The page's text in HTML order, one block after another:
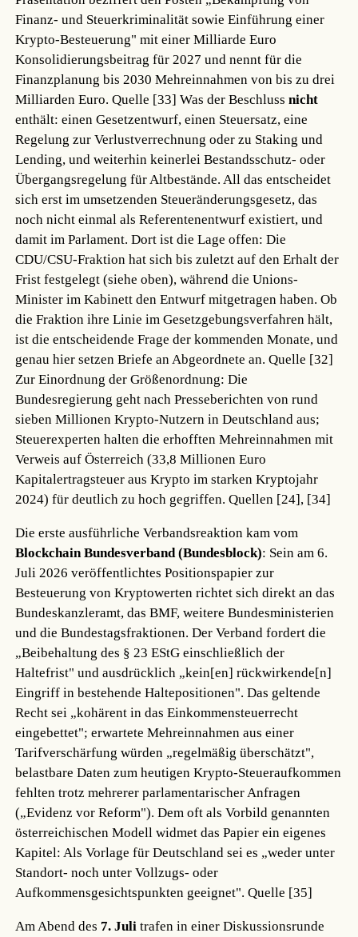
Finanz- und Steuerkriminalität sowie Einführung einer
Krypto-Besteuerung" mit einer Milliarde Euro
Konsolidierungsbeitrag für 2027 und nennt für die
Finanzplanung bis 2030 Mehreinnahmen von bis zu drei
Milliarden Euro.Quelle [33] Was der Beschlussnicht
enthält: einen Gesetzentwurf, einen Steuersatz, eine
Regelung zur Verlustverrechnung oder zu Staking und
Lending, und weiterhin keinerlei Bestandsschutz- oder
Übergangsregelung für Altbestände. All das entscheidet
sich erst im umsetzenden Steueränderungsgesetz, das
noch nicht einmal als Referentenentwurf existiert, und
damit im Parlament. Dort ist die Lage offen: Die
CDU/CSU-Fraktion hat sich bis zuletzt auf den Erhalt der
Frist festgelegt (siehe oben), während die Unions-
Minister im Kabinett den Entwurf mitgetragen haben. Ob
die Fraktion ihre Linie im Gesetzgebungsverfahren hält,
ist die entscheidende Frage der kommenden Monate, und
genau hier setzen Briefe an Abgeordnete an.Quelle [32]
Zur Einordnung der Größenordnung: Die
Bundesregierung geht nach Presseberichten von rund
sieben Millionen Krypto-Nutzern in Deutschland aus;
Steuerexperten halten die erhofften Mehreinnahmen mit
Verweis auf Österreich (33,8 Millionen Euro
Kapitalertragsteuer aus Krypto im starken Kryptojahr
2024) für deutlich zu hoch gegriffen.Quellen [24], [34]
Die erste ausführliche Verbandsreaktion kam vom
Blockchain Bundesverband (Bundesblock): Sein am 6.
Juli 2026 veröffentlichtes Positionspapier zur
Besteuerung von Kryptowerten richtet sich direkt an das
Bundeskanzleramt, das BMF, weitere Bundesministerien
und die Bundestagsfraktionen. Der Verband fordert die
„Beibehaltung des § 23 EStG einschließlich der
Haltefrist" und ausdrücklich „kein[en] rückwirkende[n]
Eingriff in bestehende Haltepositionen". Das geltende
Recht sei „kohärent in das Einkommensteuerrecht
eingebettet"; erwartete Mehreinnahmen aus einer
Tarifverschärfung würden „regelmäßig überschätzt",
belastbare Daten zum heutigen Krypto-Steueraufkommen
fehlten trotz mehrerer parlamentarischer Anfragen
(„Evidenz vor Reform"). Dem oft als Vorbild genannten
österreichischen Modell widmet das Papier ein eigenes
Kapitel: Als Vorlage für Deutschland sei es „weder unter
Standort- noch unter Vollzugs- oder
Aufkommensgesichtspunkten geeignet".Quelle [35]
Am Abend des 7. Juli trafen in einer Diskussionsrunde